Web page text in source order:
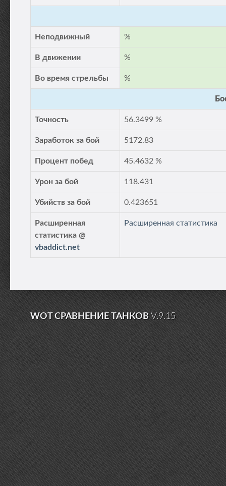
Неподвижный %
В движении %
Во время стрельбы %
Точность 56.3499 %
Заработок за бой 5172.83
Процент побед 45.4632 %
Урон за бой 118.431
Убийств за бой 0.423651
Расширенная
статистика @
vbaddict.net
Расширенная статистика
WOT СРАВНЕНИЕ ТАНКОВV.9.15